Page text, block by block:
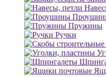
Пружины
Ручки